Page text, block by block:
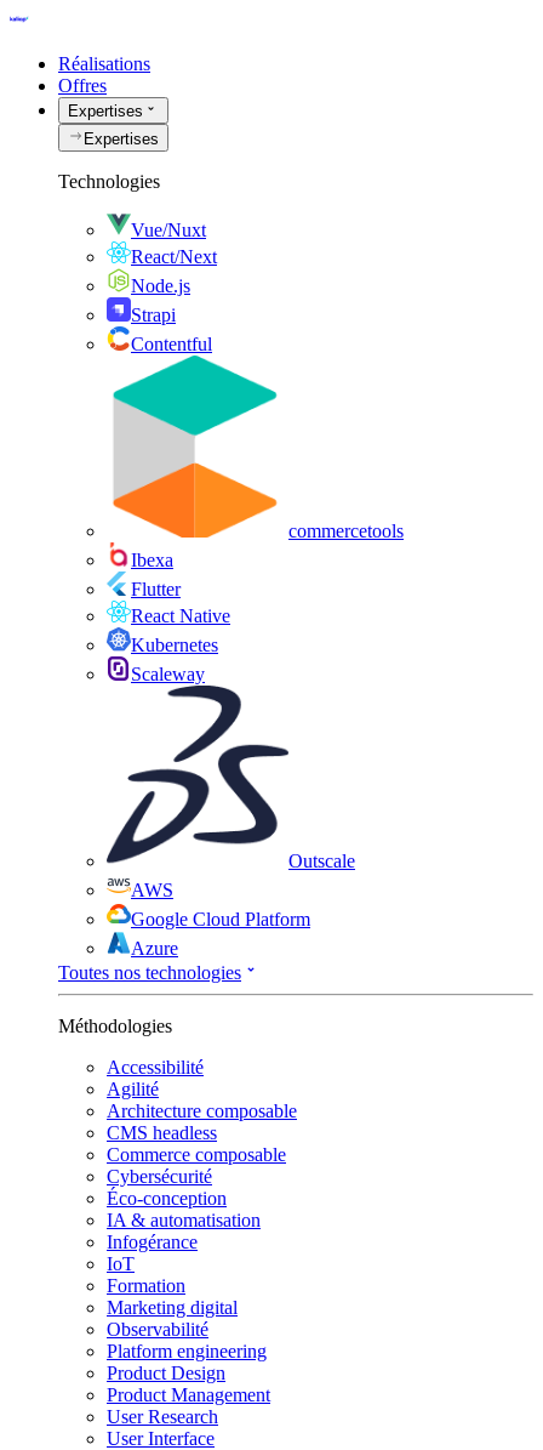
Réalisations
Offres
Expertises
Expertises
Technologies
Vue/Nuxt
React/Next
Node.js
Strapi
Contentful
commercetools
Ibexa
Flutter
React Native
Kubernetes
Scaleway
Outscale
AWS
Google Cloud Platform
Azure
Toutes nos technologies
Méthodologies
Accessibilité
Agilité
Architecture composable
CMS headless
Commerce composable
Cybersécurité
Éco-conception
IA & automatisation
Infogérance
IoT
Formation
Marketing digital
Observabilité
Platform engineering
Product Design
Product Management
User Research
User Interface